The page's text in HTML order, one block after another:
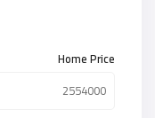
Home Price